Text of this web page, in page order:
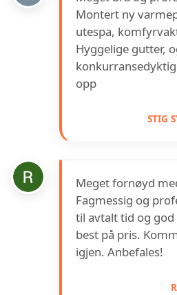
Montert ny
utespa,
Hyggelige gutter,
opp
STIG
Meget fornøyd
Fagmessig og
til avtalt tid og
best på pris.
igjen. Anbefales!